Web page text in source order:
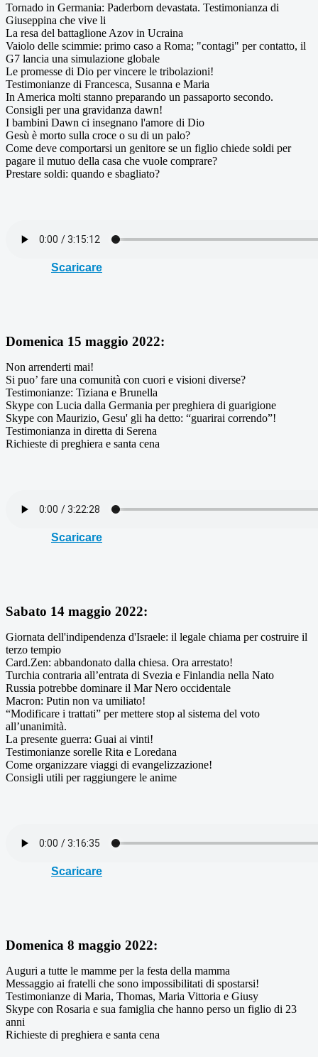
Tornado in Germania: Paderborn devastata. Testimonianza di
Giuseppina che vive li
La resa del battaglione Azov in Ucraina
Vaiolo delle scimmie: primo caso a Roma; "contagi" per contatto, il
G7 lancia una simulazione globale
Le promesse di Dio per vincere le tribolazioni!
Testimonianze di Francesca, Susanna e Maria
In America molti stanno preparando un passaporto secondo.
Consigli per una gravidanza dawn!
I bambini Dawn ci insegnano l'amore di Dio
Gesù è morto sulla croce o su di un palo?
Come deve comportarsi un genitore se un figlio chiede soldi per
pagare il mutuo della casa che vuole comprare?
Prestare soldi: quando e sbagliato?
Scaricare
Domenica 15 maggio 2022:
Non arrenderti mai!
Si puo’ fare una comunità con cuori e visioni diverse?
Testimonianze: Tiziana e Brunella
Skype con Lucia dalla Germania per preghiera di guarigione
Skype con Maurizio, Gesu' gli ha detto: “guarirai correndo”!
Testimonianza in diretta di Serena
Richieste di preghiera e santa cena
Scaricare
Sabato 14 maggio 2022:
Giornata dell'indipendenza d'Israele: il legale chiama per costruire il
terzo tempio
Card.Zen: abbandonato dalla chiesa. Ora arrestato!
Turchia contraria all’entrata di Svezia e Finlandia nella Nato
Russia potrebbe dominare il Mar Nero occidentale
Macron: Putin non va umiliato!
“Modificare i trattati” per mettere stop al sistema del voto
all’unanimità.
La presente guerra: Guai ai vinti!
Testimonianze sorelle Rita e Loredana
Come organizzare viaggi di evangelizzazione!
Consigli utili per raggiungere le anime
Scaricare
Domenica 8 maggio 2022:
Auguri a tutte le mamme per la festa della mamma
Messaggio ai fratelli che sono impossibilitati di spostarsi!
Testimonianze di Maria, Thomas, Maria Vittoria e Giusy
Skype con Rosaria e sua famiglia che hanno perso un figlio di 23
anni
Richieste di preghiera e santa cena